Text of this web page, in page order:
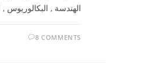
الهندسة ,
8 COMMENTS